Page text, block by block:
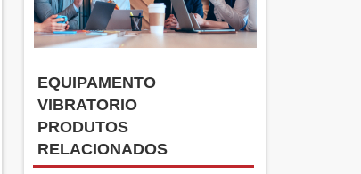
EQUIPAMENTO
VIBRATORIO
PRODUTOS
RELACIONADOS